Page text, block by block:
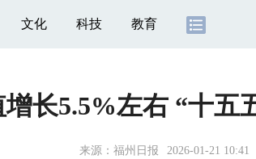
文化 科技 教育
长5.5%左右 “十五
来源： 福州日报 2026-01-21 10:41